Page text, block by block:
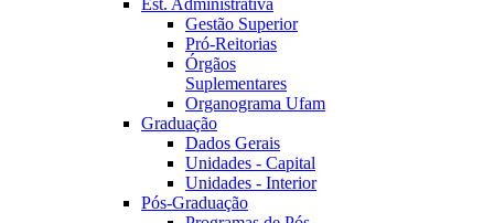
Est. Administrativa
Gestão Superior
Pró-Reitorias
Órgãos
Suplementares
Organograma Ufam
Graduação
Dados Gerais
Unidades - Capital
Unidades - Interior
Pós-Graduação